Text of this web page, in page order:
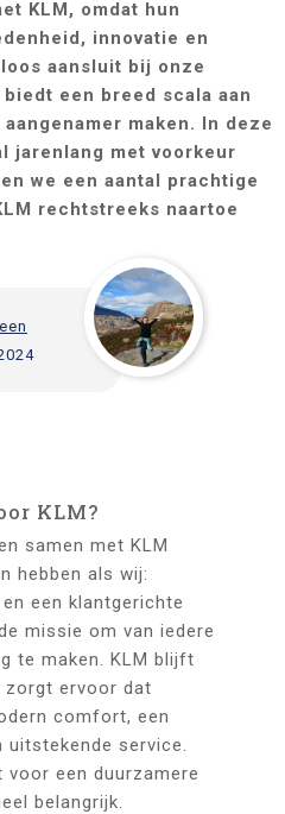
KLM, omdat hun
innovatie en
aansluit bij onze
een breed scala aan
maken. In deze
jarenlang met voorkeur
we een aantal prachtige
rechtstreeks naartoe
KLM?
samen met KLM
hebben als wij:
een klantgerichte
missie om van iedere
te maken. KLM blijft
zorgt ervoor dat
comfort, een
uitstekende service.
een duurzamere
belangrijk.